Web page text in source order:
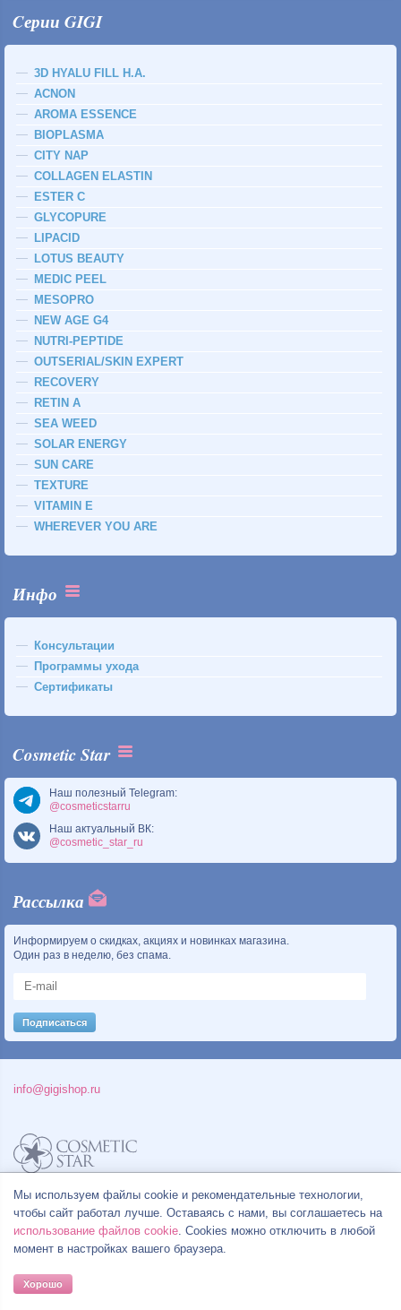
Cерии GIGI
3D HYALU FILL H.A.
ACNON
AROMA ESSENCE
BIOPLASMA
CITY NAP
COLLAGEN ELASTIN
ESTER C
GLYCOPURE
LIPACID
LOTUS BEAUTY
MEDIC PEEL
MESOPRO
NEW AGE G4
NUTRI-PEPTIDE
OUTSERIAL/SKIN EXPERT
RECOVERY
RETIN A
SEA WEED
SOLAR ENERGY
SUN CARE
TEXTURE
VITAMIN E
WHEREVER YOU ARE
Инфо
Консультации
Программы ухода
Сертификаты
Cosmetic Star
Наш полезный Telegram:
@cosmeticstarru
Наш актуальный ВК:
@cosmetic_star_ru
Рассылка
Информируем о скидках, акциях и новинках магазина.
Один раз в неделю, без спама.
Политика конфиденциальности
Правила продажи товаров
Согласие на обработку персональных данных
info@gigishop.ru
© Все права на товарные знаки принадлежат их законным владельцам.
Мы используем файлы cookie и рекомендательные технологии,
чтобы сайт работал лучше. Оставаясь с нами, вы соглашаетесь на
использование файлов cookie. Cookies можно отключить в любой
момент в настройках вашего браузера.
Хорошо